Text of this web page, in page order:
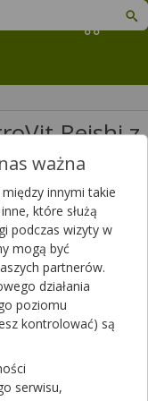
Koszyk
Reishi z
leki jak
co-
10mg,
reishi
duża
ważna
innymi takie
które służą
podczas wizyty w
mogą być
partnerów.
działania
poziomu
kontrolować) są
serwisu,